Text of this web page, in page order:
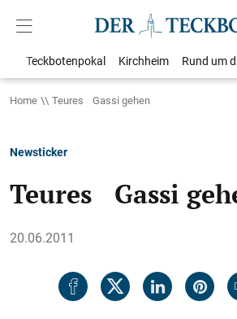
Teckbotenpokal Kirchheim Rund um
Home Teures Gassi gehen
Newsticker
Teures Gassi
20.06.2011